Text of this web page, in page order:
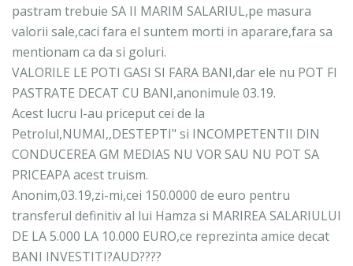
pastram trebuie SA II MARIM SALARIUL,pe masura
valorii sale,caci fara el suntem morti in aparare,fara sa
mentionam ca da si goluri.
VALORILE LE POTI GASI SI FARA BANI,dar ele nu POT FI
PASTRATE DECAT CU BANI,anonimule 03.19.
Acest lucru l-au priceput cei de la
Petrolul,NUMAI,,DESTEPTI" si INCOMPETENTII DIN
CONDUCEREA GM MEDIAS NU VOR SAU NU POT SA
PRICEAPA acest truism.
Anonim,03.19,zi-mi,cei 150.0000 de euro pentru
transferul definitiv al lui Hamza si MARIREA SALARIULUI
DE LA 5.000 LA 10.000 EURO,ce reprezinta amice decat
BANI INVESTITI?AUD????